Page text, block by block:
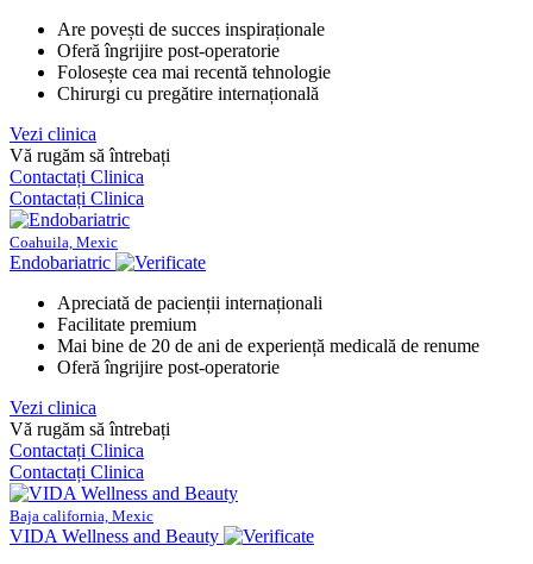
Are povești de succes inspiraționale
Oferă îngrijire post-operatorie
Folosește cea mai recentă tehnologie
Chirurgi cu pregătire internațională
Vezi clinica
Vă rugăm să întrebați
Contactați Clinica
Contactați Clinica
Coahuila, Mexic
Endobariatric
Apreciată de pacienții internaționali
Facilitate premium
Mai bine de 20 de ani de experiență medicală de renume
Oferă îngrijire post-operatorie
Vezi clinica
Vă rugăm să întrebați
Contactați Clinica
Contactați Clinica
Baja california, Mexic
VIDA Wellness and Beauty